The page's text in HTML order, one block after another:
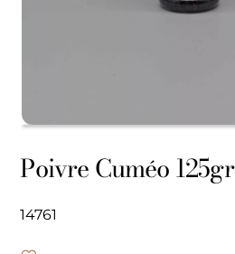
Poivre Cuméo 125gr
14761